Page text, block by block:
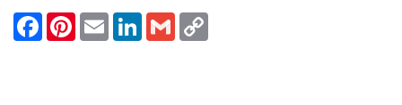
4ms
VGA
FacebookPinterest
Email LinkedInGmail